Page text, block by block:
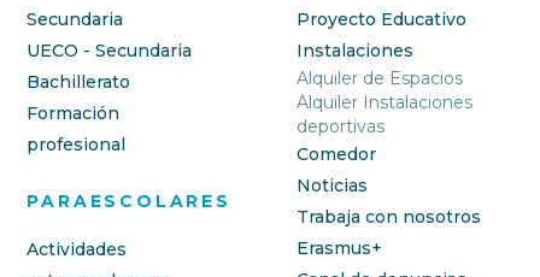
Secundaria
UECO - Secundaria
Bachillerato
Formación
profesional
PARAESCOLARES
Actividades
Proyecto Educativo
Instalaciones
Alquiler de Espacios
Alquiler Instalaciones
deportivas
Comedor
Noticias
Trabaja con nosotros
Erasmus+